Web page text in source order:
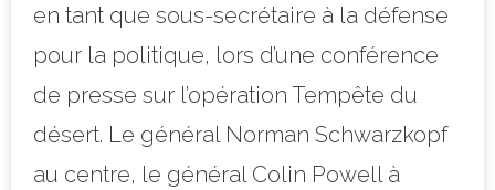
en tant que sous-secrétaire à la défense
pour la politique, lors d’une conférence
de presse sur l’opération Tempête du
désert. Le général Norman Schwarzkopf
au centre, le général Colin Powell à